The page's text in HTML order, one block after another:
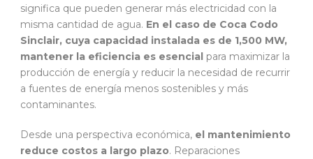
significa que pueden generar más electricidad con la
misma cantidad de agua. En el caso de Coca Codo
Sinclair, cuya capacidad instalada es de 1,500 MW,
mantener la eficiencia es esencial para maximizar la
producción de energía y reducir la necesidad de recurrir
a fuentes de energía menos sostenibles y más
contaminantes.
Desde una perspectiva económica, el mantenimiento
reduce costos a largo plazo. Reparaciones